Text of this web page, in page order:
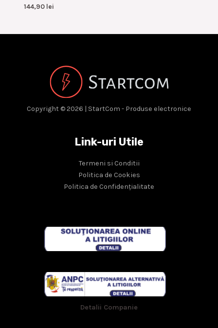
144,90 lei
Copyright © 2026 | StartCom - Produse electronice
Link-uri Utile
Termeni si Conditii
Politica de Cookies
Politica de Confidențialitate
Detalii Companie